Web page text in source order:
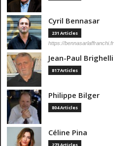
Cyril Bennasar
231 Articles
https://bennasarlaffranchi.fr
Jean-Paul Brighelli
817 Articles
Philippe Bilger
804 Articles
Céline Pina